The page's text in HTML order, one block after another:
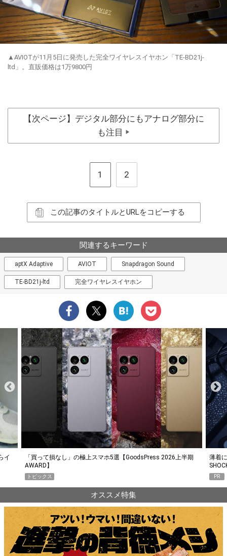
▲AVIOTが11月5日に発売した完全ワイヤレスイヤホン「TE-BD21j-
ltd」。直販価格は1万9800円
【次ページ】デジタル部分にもアナログ部分に
も注目
▶
1 2
この記事のタイトルとURLをコピーする
関連するキーワード
aptX Adaptive AVIOT Snapdragon Sound
TE-BD21j-ltd 完全ワイヤレスイヤホン
イ
「買って損なし」の極上スマホ5選【GoodsPress 2026上半期
AWARD】
トピックス
薄着
PR
オススメ特集